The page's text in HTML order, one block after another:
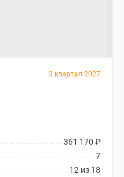
3 квартал 2027
361 170 ₽
7
12 из 18